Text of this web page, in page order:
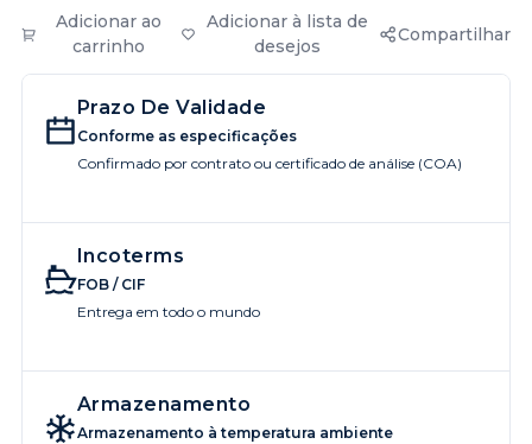
Adicionar ao
carrinho
Adicionar à lista de
desejos
Compartilhar
Prazo De Validade
Conforme as especificações
Confirmado por contrato ou certificado de análise (COA)
Incoterms
FOB / CIF
Entrega em todo o mundo
Armazenamento
Armazenamento à temperatura ambiente